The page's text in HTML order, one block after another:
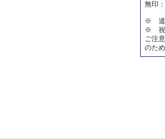
無印
※ 道
※ 祝
ご注
のた